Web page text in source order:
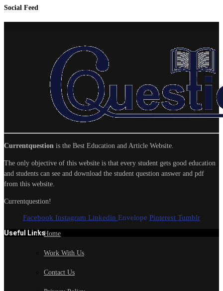
Social Feed
Currentquestion is the Best Education and Article Website.
The only objective of this website is that every student gets good education
and students can see and download the student question answer and pdf
from this website.
Currentquestion!
Facebook Instagram Linkedin Envelope Pinterest Tumblr
Useful LinksHome
Work With Us
Contact Us